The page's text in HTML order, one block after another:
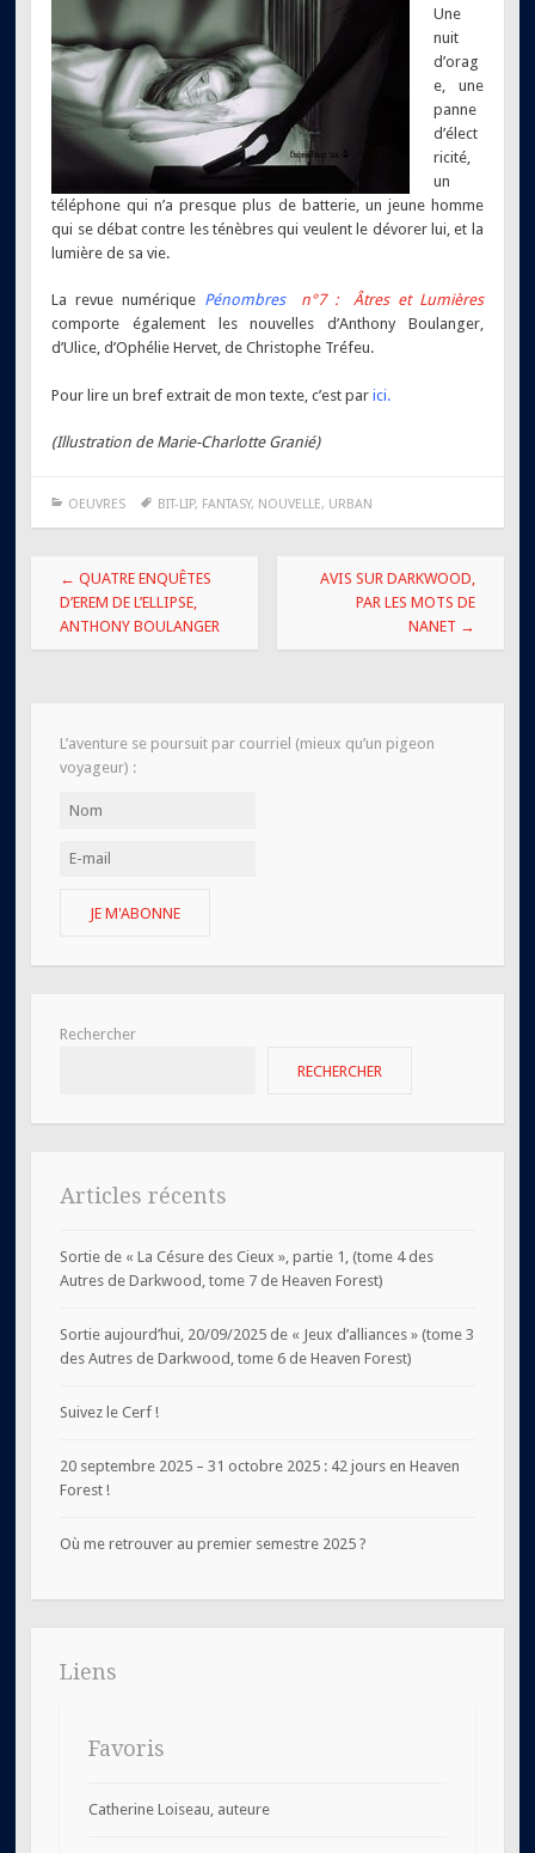
Une
nuit
d’orag
e, une
panne
d’élect
ricité,
un
téléphone qui n’a presque plus de batterie, un jeune homme
qui se débat contre les ténèbres qui veulent le dévorer lui, et la
lumière de sa vie.
La revue numérique Pénombres n°7 : Âtres et Lumières
comporte également les nouvelles d’Anthony Boulanger,
d’Ulice, d’Ophélie Hervet, de Christophe Tréfeu.
Pour lire un bref extrait de mon texte, c’est parici.
(Illustration de Marie-Charlotte Granié)
OEUVRES BIT-LIP, FANTASY, NOUVELLE, URBAN
Navigation
des
articles
← QUATRE ENQUÊTES
D’EREM DE L’ELLIPSE,
ANTHONY BOULANGER
AVIS SUR DARKWOOD,
PAR LES MOTS DE
NANET →
L’aventure se poursuit par courriel (mieux qu’un pigeon
voyageur) :
JE M'ABONNE
Rechercher
RECHERCHER
Articles récents
Sortie de « La Césure des Cieux », partie 1, (tome 4 des
Autres de Darkwood, tome 7 de Heaven Forest)
Sortie aujourd’hui, 20/09/2025 de « Jeux d’alliances » (tome 3
des Autres de Darkwood, tome 6 de Heaven Forest)
Suivez le Cerf !
20 septembre 2025 – 31 octobre 2025 : 42 jours en Heaven
Forest !
Où me retrouver au premier semestre 2025 ?
Liens
Favoris
Catherine Loiseau, auteure